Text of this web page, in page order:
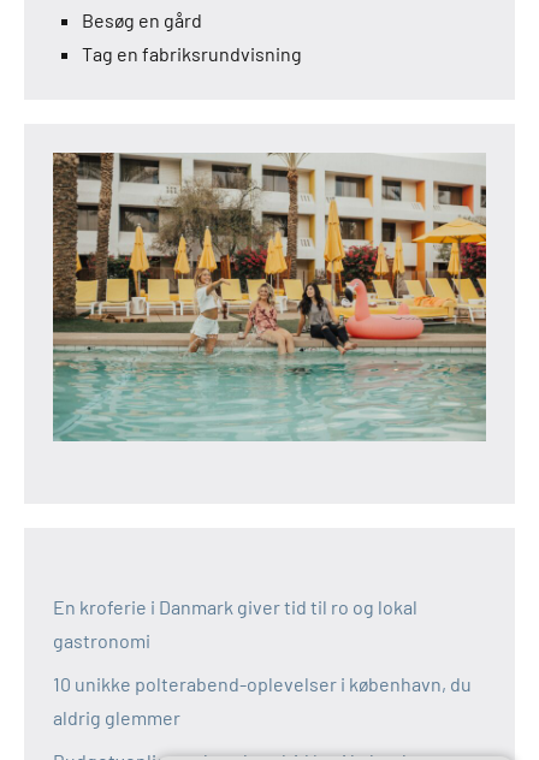
Besøg en gård
Tag en fabriksrundvisning
En kroferie i Danmark giver tid til ro og lokal
gastronomi
10 unikke polterabend-oplevelser i københavn, du
aldrig glemmer